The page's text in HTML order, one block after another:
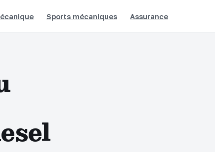
Sports mécaniques Assurance